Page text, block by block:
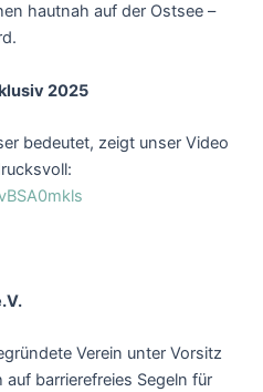
hautnah auf der Ostsee –
2025
bedeutet, zeigt unser Video
Verein unter Vorsitz
barrierefreies Segeln für